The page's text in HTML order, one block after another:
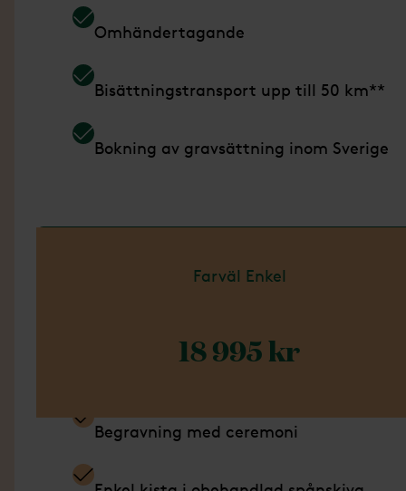
Omhändertagande
Bisättningstransport upp till 50 km**
Bokning av gravsättning inom Sverige
Farväl Enkel
18 995 kr
Ingår i detta paket
Begravning med ceremoni